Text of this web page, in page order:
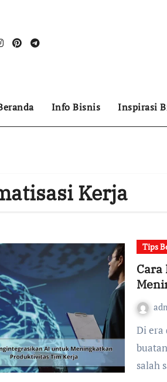
Info Bisnis Inspirasi
Kerja
Tips
Di era digital yang terus berkembang, kecerdasan
salah